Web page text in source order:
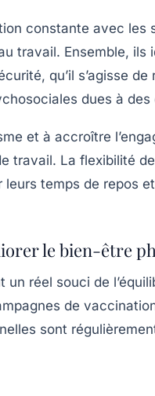
constante avec les
travail. Ensemble, ils
qu’il s’agisse de
dues à des
et à accroître
travail. La flexibilité
temps de repos
le bien-être
réel souci de
de
sont